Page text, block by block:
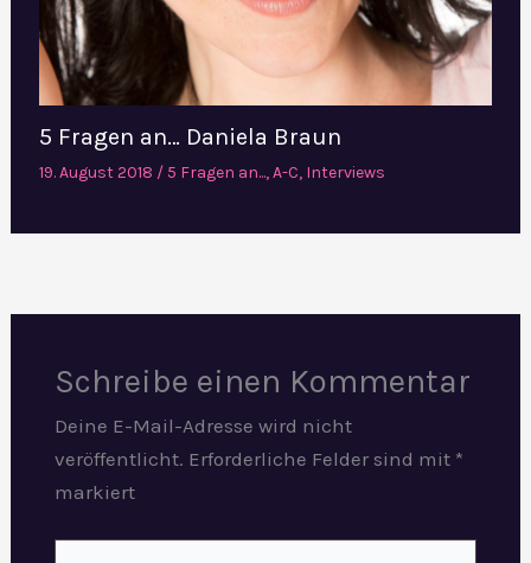
5 Fragen an… Daniela Braun
19. August 2018 / 5 Fragen an...,A-C, Interviews
Schreibe einen Kommentar
Deine E-Mail-Adresse wird nicht
veröffentlicht. Erforderliche Felder sind mit *
markiert